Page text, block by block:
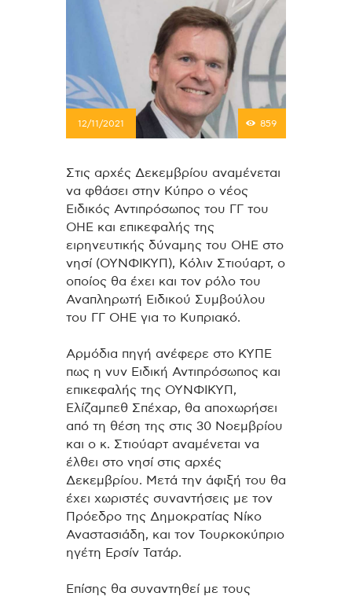
12/11/2021 859
Στις αρχές Δεκεμβρίου αναμένεται
να φθάσει στην Κύπρο ο νέος
Ειδικός Αντιπρόσωπος του ΓΓ του
ΟΗΕ και επικεφαλής της
ειρηνευτικής δύναμης του ΟΗΕ στο
νησί (ΟΥΝΦΙΚΥΠ), Κόλιν Στιούαρτ, ο
οποίος θα έχει και τον ρόλο του
Αναπληρωτή Ειδικού Συμβούλου
του ΓΓ ΟΗΕ για το Κυπριακό.
Αρμόδια πηγή ανέφερε στο ΚΥΠΕ
πως η νυν Ειδική Αντιπρόσωπος και
επικεφαλής της ΟΥΝΦΙΚΥΠ,
Ελίζαμπεθ Σπέχαρ, θα αποχωρήσει
από τη θέση της στις 30 Νοεμβρίου
και ο κ. Στιούαρτ αναμένεται να
έλθει στο νησί στις αρχές
Δεκεμβρίου. Μετά την άφιξή του θα
έχει χωριστές συναντήσεις με τον
Πρόεδρο της Δημοκρατίας Νίκο
Αναστασιάδη, και τον Τουρκοκύπριο
ηγέτη Ερσίν Τατάρ.
Επίσης θα συναντηθεί με τους